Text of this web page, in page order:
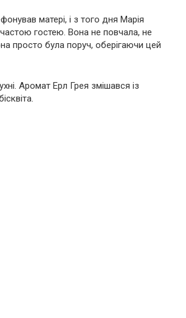
матері, і з того дня Марія
гостею. Вона не повчала, не
просто була поруч, оберігаючи цей
Аромат Ерл Грея змішався із